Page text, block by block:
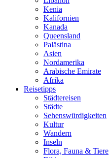
Kenia
Kalifornien
Kanada
Queensland
Palästina
Asien
Nordamerika
Arabische Emirate
Afrika
Reisetipps
Städtereisen
Städte
Sehenswürdigkeiten
Kultur
Wandern
Inseln
Flora, Fauna & Tiere